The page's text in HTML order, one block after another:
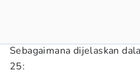
Sebagaimana dijelaskan
25: